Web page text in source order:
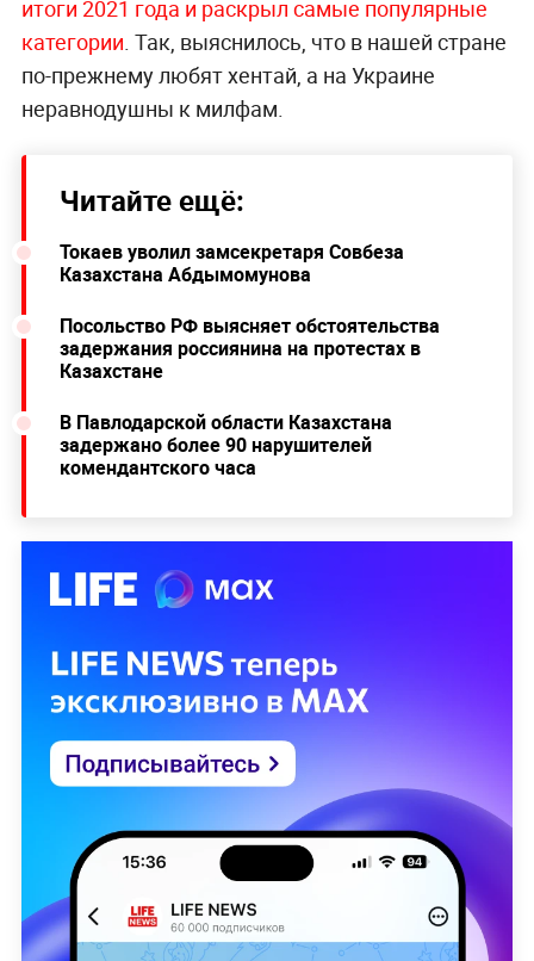
итоги 2021 года и раскрыл самые популярные
категории . Так, выяснилось, что в нашей стране
по-прежнему любят хентай, а на Украине
неравнодушны к милфам.
Читайте ещё:
Токаев уволил замсекретаря Совбеза
Казахстана Абдымомунова
Посольство РФ выясняет обстоятельства
задержания россиянина на протестах в
Казахстане
В Павлодарской области Казахстана
задержано более 90 нарушителей
комендантского часа